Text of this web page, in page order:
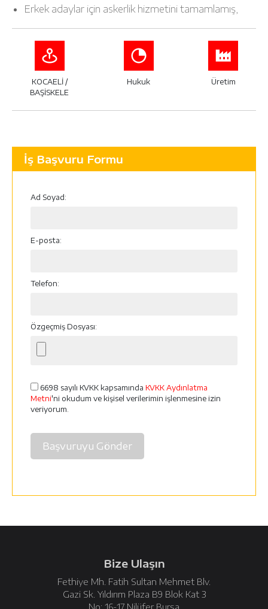
Erkek adaylar için askerlik hizmetini tamamlamış,
KOCAELİ /
BAŞİSKELE
Hukuk Üretim
İş Başvuru Formu
Ad Soyad:
E-posta:
Telefon:
Özgeçmiş Dosyası:
6698 sayılı KVKK kapsamında KVKK Aydınlatma
Metni'ni okudum ve kişisel verilerimin işlenmesine izin
veriyorum.
Başvuruyu Gönder
Bize Ulaşın
Fethiye Mh. Fatih Sultan Mehmet Blv.
Gazi Sk. Yıldırım Plaza B9 Blok Kat 3
No: 16-17 Nilüfer Bursa